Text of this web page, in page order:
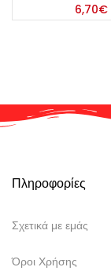
6,70€
Πληροφορίες
Σχετικά με εμάς
Όροι Χρήσης